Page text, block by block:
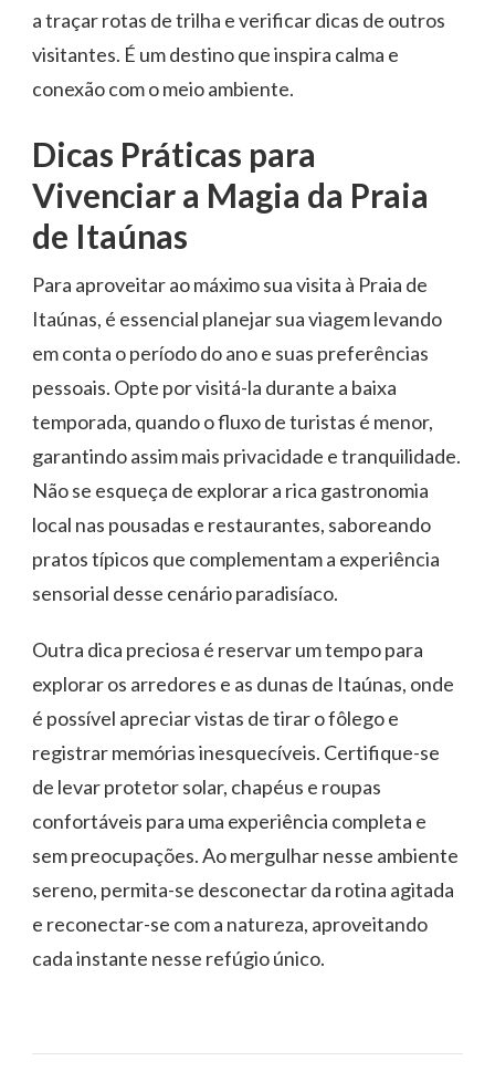
a traçar rotas de trilha e verificar dicas de outros
visitantes. É um destino que inspira calma e
conexão com o meio ambiente.
Dicas Práticas para
Vivenciar a Magia da Praia
de Itaúnas
Para aproveitar ao máximo sua visita à Praia de
Itaúnas, é essencial planejar sua viagem levando
em conta o período do ano e suas preferências
pessoais. Opte por visitá-la durante a baixa
temporada, quando o fluxo de turistas é menor,
garantindo assim mais privacidade e tranquilidade.
Não se esqueça de explorar a rica gastronomia
local nas pousadas e restaurantes, saboreando
pratos típicos que complementam a experiência
sensorial desse cenário paradisíaco.
Outra dica preciosa é reservar um tempo para
explorar os arredores e as dunas de Itaúnas, onde
é possível apreciar vistas de tirar o fôlego e
registrar memórias inesquecíveis. Certifique-se
de levar protetor solar, chapéus e roupas
confortáveis para uma experiência completa e
sem preocupações. Ao mergulhar nesse ambiente
sereno, permita-se desconectar da rotina agitada
e reconectar-se com a natureza, aproveitando
cada instante nesse refúgio único.